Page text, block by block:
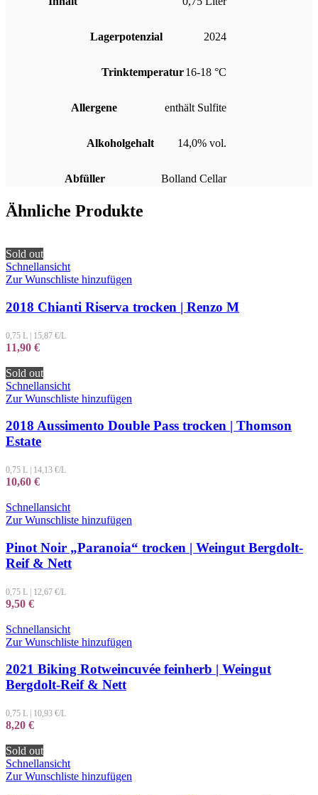
Lagerpotenzial 2024
Trinktemperatur16-18 °C
Allergene enthält Sulfite
Alkoholgehalt 14,0% vol.
Abfüller Bolland Cellar
Ähnliche Produkte
Sold out
Schnellansicht
Zur Wunschliste hinzufügen
2018 Chianti Riserva trocken | Renzo M
0,75 L | 15,87 €/L
11,90 €
Sold out
Schnellansicht
Zur Wunschliste hinzufügen
2018 Aussimento Double Pass trocken | Thomson
Estate
0,75 L 14,13 €/L
10,60 €
Schnellansicht
Zur Wunschliste hinzufügen
Pinot Noir „Paranoia“ trocken | Weingut Bergdolt-
Reif & Nett
0,75 L | 12,67 €/L
9,50 €
Schnellansicht
Zur Wunschliste hinzufügen
2021 Biking Rotweincuvée feinherb | Weingut
Bergdolt-Reif & Nett
0,75 L 10,93 €/L
8,20 €
Sold out
Schnellansicht
Zur Wunschliste hinzufügen